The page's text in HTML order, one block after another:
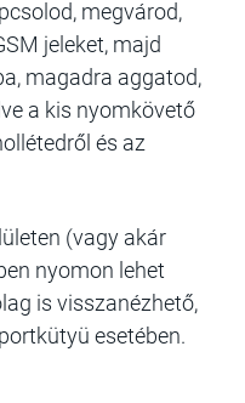
megvárod,
jeleket, majd
magadra aggatod,
a kis nyomkövető
és az
(vagy akár
nyomon lehet
is visszanézhető,
esetében.